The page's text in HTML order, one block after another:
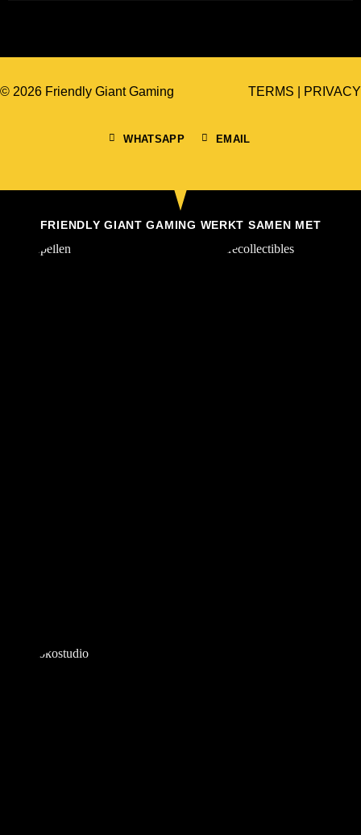
© 2026 Friendly Giant Gaming
WHATSAPP EMAIL
TERMS PRIVACY
FRIENDLY GIANT GAMING WERKT SAMEN MET